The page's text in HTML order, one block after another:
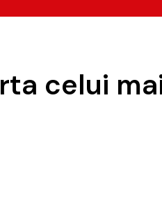
celui